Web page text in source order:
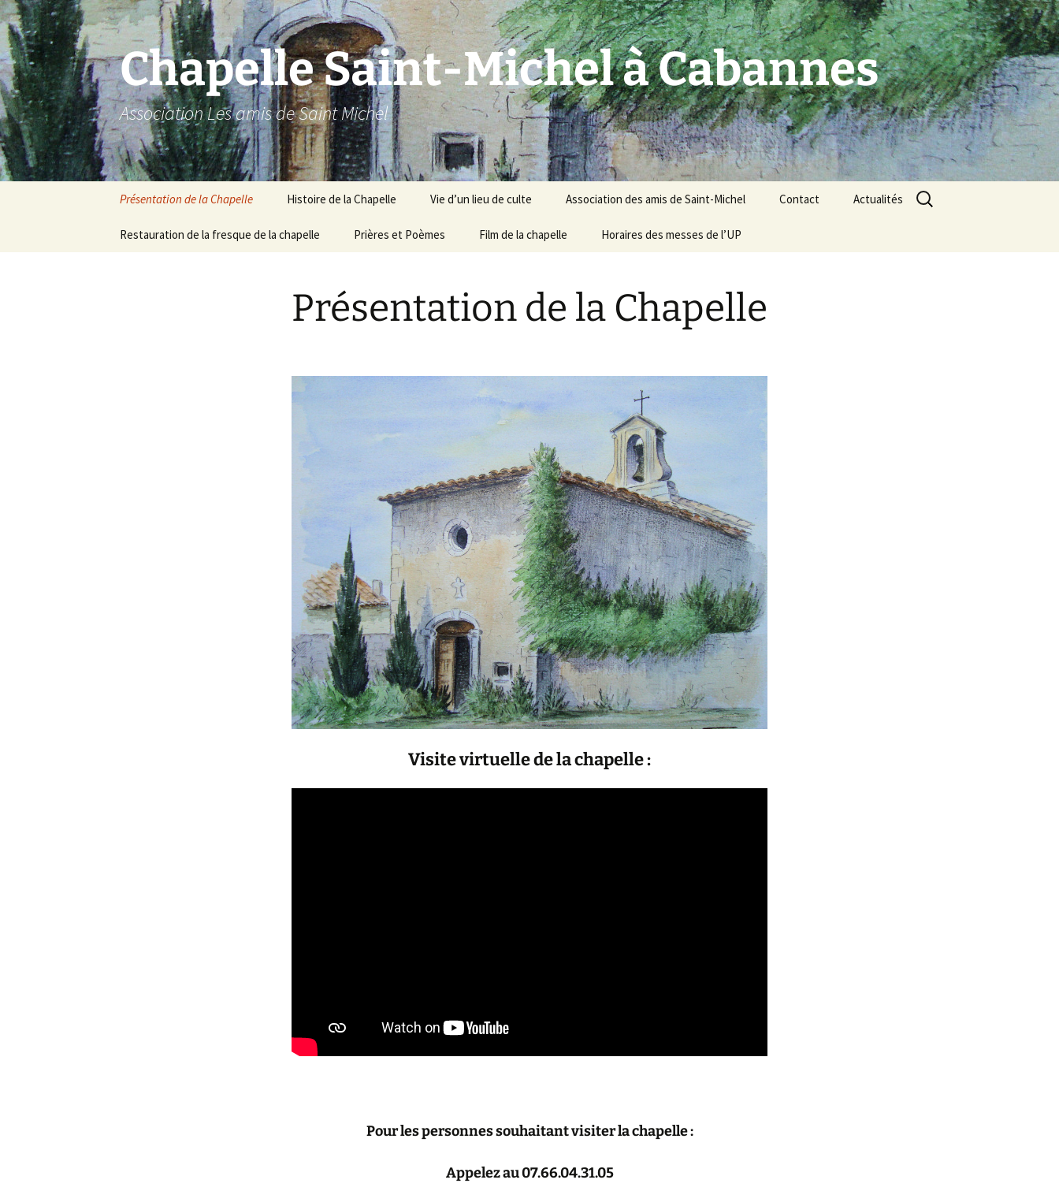
Aller
au
contenu
Chapelle Saint-Michel à Cabannes
Association Les amis de Saint Michel
Présentation de la Chapelle Histoire de la Chapelle
La dévotion à saint
Michel
Vie d’un lieu de culte
Fête des rogations
Association des amis de Saint-Michel
Les membres créateurs
Devenir membre
Contact Actualités
Restauration de la fresque de la chapelle Prières et Poèmes Film de la chapelle Horaires des messes de l’UP
Rechercher :
Présentation de la Chapelle
Visite virtuelle de la chapelle :
Pour les personnes souhaitant visiter la chapelle :
Appelez au 07.66.04.31.05